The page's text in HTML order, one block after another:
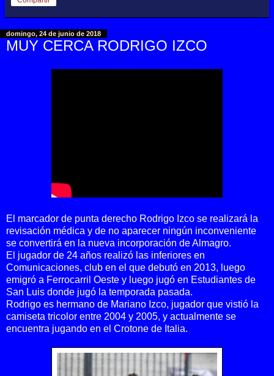
domingo, 24 de junio de 2018
MUY CERCA RODRIGO IZCO
El marcador de punta derecho Rodrigo Izco se realizará la
revisación médica y de no aparecer ningún inconveniente
se convertirá en la nueva incorporación de Almagro.
El jugador de 24 años realizó las inferiores en
Comunicaciones, club en el que debutó en 2013, luego
emigró a Ferrocarril Oeste y luego jugó en Estudiantes de
San Luis donde jugó la temporada pasada.
Rodrigo es hermano de Mariano Izco, jugador que vistió la
camiseta tricolor entre 2004 y 2005, y actualmente se
encuentra jugando en el Crotone de Italia.